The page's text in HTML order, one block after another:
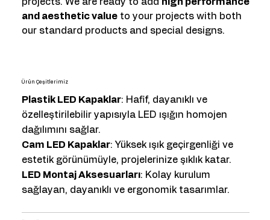
projects. We are ready to add high performance
and aesthetic valueto your projects with both
our standard products and special designs.
Ürün Çeşitlerimiz
Plastik LED Kapaklar: Hafif, dayanıklı ve
özelleştirilebilir yapısıyla LED ışığın homojen
dağılımını sağlar.
Cam LED Kapaklar: Yüksek ışık geçirgenliği ve
estetik görünümüyle, projelerinize şıklık katar.
LED Montaj Aksesuarları: Kolay kurulum
sağlayan, dayanıklı ve ergonomik tasarımlar.